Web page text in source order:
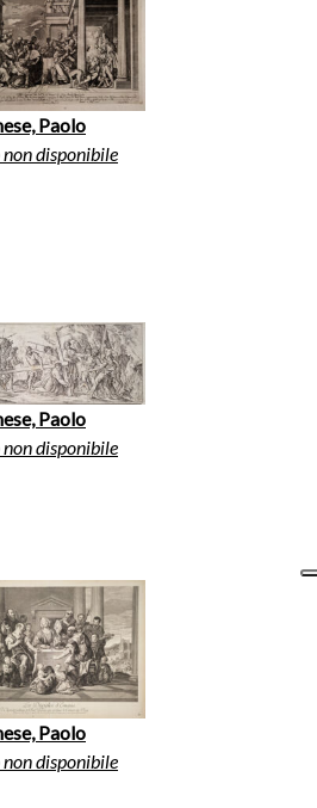
Paolo
disponibile
Paolo
disponibile
Paolo
disponibile